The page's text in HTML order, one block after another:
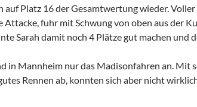
auf Platz 16 der Gesamtwertung wieder.
Attacke, fuhr mit Schwung von oben aus der
Sarah damit noch 4 Plätze gut machen und
in Mannheim nur das Madisonfahren an. Mit
Rennen ab, konnten sich aber nicht